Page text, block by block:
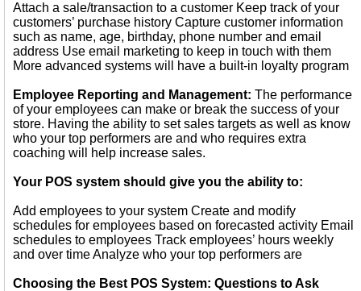
Attach a sale/transaction to a customer Keep track of your
customers’ purchase history Capture customer information
such as name, age, birthday, phone number and email
address Use email marketing to keep in touch with them
More advanced systems will have a built-in loyalty program
Employee Reporting and Management: The performance
of your employees can make or break the success of your
store. Having the ability to set sales targets as well as know
who your top performers are and who requires extra
coaching will help increase sales.
Your POS system should give you the ability to:
Add employees to your system Create and modify
schedules for employees based on forecasted activity Email
schedules to employees Track employees’ hours weekly
and over time Analyze who your top performers are
Choosing the Best POS System: Questions to Ask